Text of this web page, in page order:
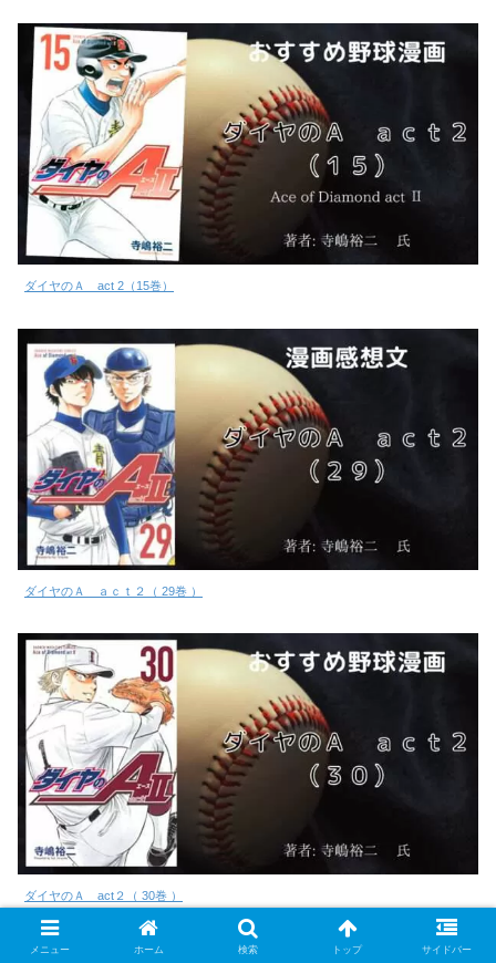
ダイヤのＡ act 2（15巻）
ダイヤのＡ ａｃｔ２（ 29巻 ）
ダイヤのＡ act２（ 30巻 ）
メニュー ホーム 検索 トップ サイドバー